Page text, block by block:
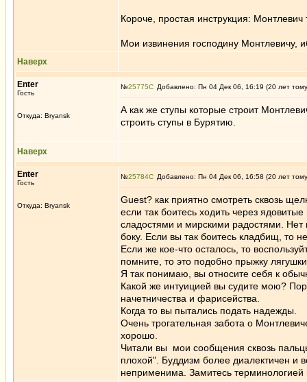
Короче, простая инструкция:
Мои извинения господину Монтлевичу,
Наверх
Enter
Гость
Откуда: Bryansk
№25775 Добавлено: Пн 04 Дек 06, 16:19 (20 лет
А как же ступы которые строит
строить ступы в Бурятию.
Наверх
Enter
Гость
Откуда: Bryansk
№25784 Добавлено: Пн 04 Дек 06, 16:58 (20 лет
Guest? как приятно смотреть сквозь
если так боитесь ходить через
сладостями и мирскими радостями.
боку. Если вы так боитесь кладбищ, то
Если же кое-что осталось, то
помните, то это подобно прыжку
Я так понимаю, вы относите себя к
Какой же интуицией вы судите мою?
начетничества и фарисейства.
Когда то вы пытались подать надежды.
Очень трогательная забота о
хорошо.
Читали вы мои сообщения сквозь
плохой". Буддизм более диалектичен и
неприменима. Замитесь терминологией